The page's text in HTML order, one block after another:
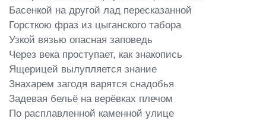
Басенкой на другой лад пересказанной
Горсткою фраз из цыганского табора
Узкой вязью опасная заповедь
Через века проступает, как знакопись
Ящерицей вылупляется знание
Знахарем загодя варятся снадобья
Задевая бельё на верёвках плечом
По расплавленной каменной улице